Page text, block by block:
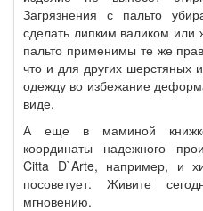
Загрязнения с пальто
сделать липким валиком или
пальто применимы те же
что и для других шерстяных
одежду во избежание
виде.
А еще в маминой
координаты надежного
Citta D`Arte, например, и
посоветует. Живите
мгновению.